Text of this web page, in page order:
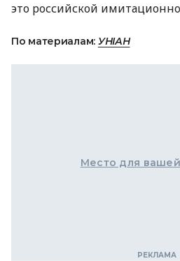
это российской
По материалам: УНІАН
Место для